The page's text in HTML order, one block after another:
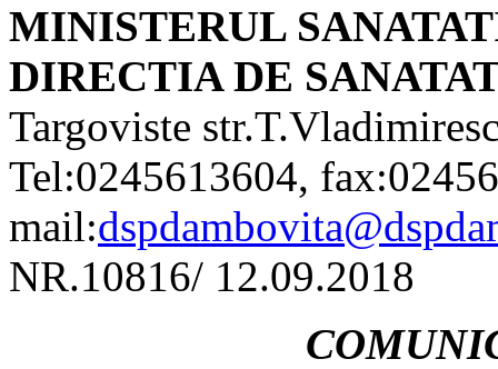
MINISTERUL
DIRECTIA DE
Targoviste
Tel:0245613604,
mail:
NR.10816/ 12.09.2018